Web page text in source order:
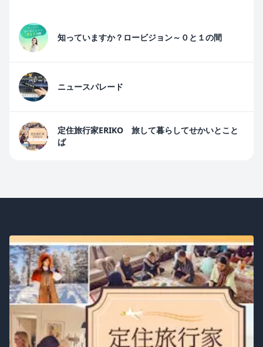
知っていますか？ロービジョン～０と１の間
ニュースパレード
定住旅行家ERIKO 旅して暮らしてせかいとこと
ば